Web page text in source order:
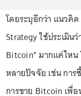
โดยระบุอีกว่า แนวคิ
Strategy ใช้ประเมิ
Bitcoin” มากแค่ไหน
หลายปัจจัย เช่น กา
การขาย Bitcoin เพื่